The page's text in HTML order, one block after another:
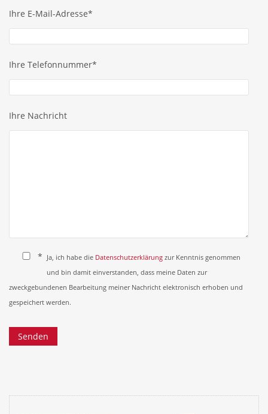
Ihre E-Mail-Adresse*
Ihre Telefonnummer*
Ihre Nachricht
* Ja, ich habe die Datenschutzerklärungzur Kenntnis genommen
und bin damit einverstanden, dass meine Daten zur
zweckgebundenen Bearbeitung meiner Nachricht elektronisch erhoben und
gespeichert werden.
lasse